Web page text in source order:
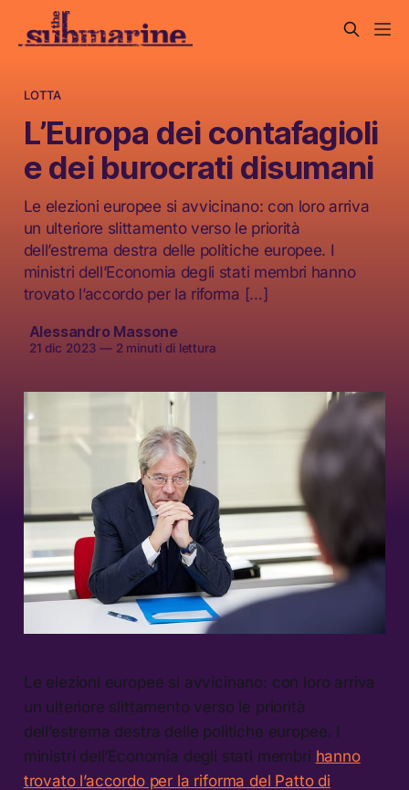
LOTTA
L’Europa dei contafagioli
e dei burocrati disumani
Le elezioni europee si avvicinano: con loro arriva
un ulteriore slittamento verso le priorità
dell’estrema destra delle politiche europee. I
ministri dell’Economia degli stati membri hanno
trovato l’accordo per la riforma […]
Alessandro Massone
21 dic 2023 —2 minuti di lettura
Le elezioni europee si avvicinano: con loro arriva
un ulteriore slittamento verso le priorità
dell’estrema destra delle politiche europee. I
ministri dell’Economia degli stati membri hanno
trovato l’accordo per la riforma del Patto di